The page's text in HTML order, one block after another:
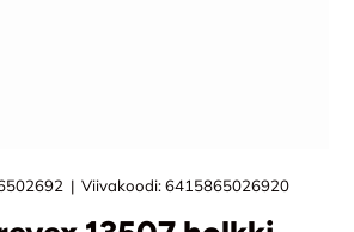
| Viivakoodi:6415865026920